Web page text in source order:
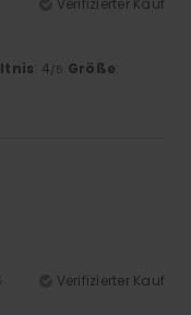
Verifizierter Kauf
: 4/5 Größe:
Verifizierter Kauf